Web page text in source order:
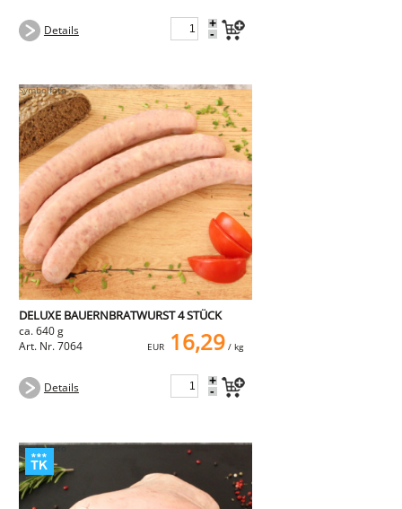
Details +
-
DELUXE BAUERNBRATWURST 4 STÜCK
ca. 640 g
Art. Nr. 7064
EUR 16,29/ kg
Details +
-